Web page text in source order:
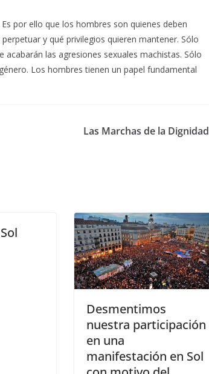
por ello que los hombres son quienes deben
y qué privilegios quieren mantener. Sólo
las agresiones sexuales machistas. Sólo
Los hombres tienen un papel fundamental
Las Marchas de la Dignidad
Desmentimos
nuestra participación
en una
manifestación en Sol